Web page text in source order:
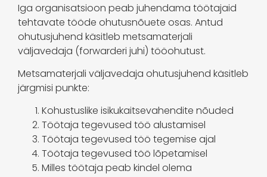
Iga organisatsioon peab juhendama töötajaid
tehtavate tööde ohutusnõuete osas. Antud
ohutusjuhend käsitleb metsamaterjali
väljavedaja (forwarderi juhi) tööohutust.
Metsamaterjali väljavedaja ohutusjuhend käsitleb
järgmisi punkte:
Kohustuslike isikukaitsevahendite nõuded
Töötaja tegevused töö alustamisel
Töötaja tegevused töö tegemise ajal
Töötaja tegevused töö lõpetamisel
Milles töötaja peab kindel olema